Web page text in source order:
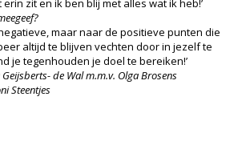
zit en ik ben blij met alles wat ik heb!’
maar naar de positieve punten die
altijd te blijven vechten door in jezelf te
je tegenhouden je doel te bereiken!’
de Wal m.m.v. Olga Brosens
Steentjes